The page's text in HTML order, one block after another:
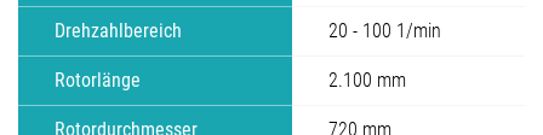
Drehzahlbereich 20 - 100 1/min
Rotorlänge 2.100 mm
Rotordurchmesser 720 mm